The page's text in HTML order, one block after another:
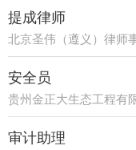
提成律师
北京圣伟（遵义）律师
安全员
贵州金正大生态工程有
审计助理